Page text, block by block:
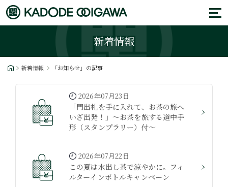
新着情報
新着情報 「お知らせ」の記事
2026年07月23日
「門出札を手に入れて、お茶の旅へ
いざ出発！」～お茶を旅する道中手
形（スタンプラリー）付～
2026年07月22日
この夏は水出し茶で涼やかに。フィ
ルターインボトルキャンペーン